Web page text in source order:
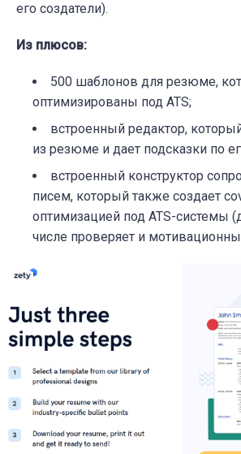
его создатели).
Из плюсов:
500 шаблонов для резюме,
оптимизированы под ATS;
встроенный редактор,
из резюме и дает подсказки по
встроенный конструктор
писем, который также создает
оптимизацией под ATS-системы
числе проверяет и